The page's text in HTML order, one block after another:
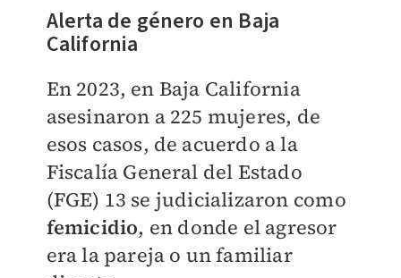
Alerta de género en Baja
California
En 2023, en Baja California
asesinaron a 225 mujeres, de
esos casos, de acuerdo a la
Fiscalía General del Estado
(FGE) 13 se judicializaron como
femicidio, en donde el agresor
era la pareja o un familiar